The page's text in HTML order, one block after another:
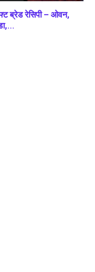
ब्रेड रेसिपी – ओवन,